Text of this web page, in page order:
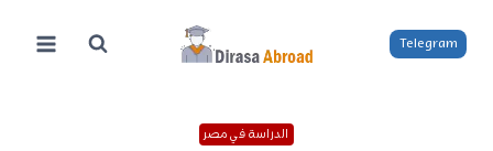
المحتوى
Telegram
الدراسة في مصر